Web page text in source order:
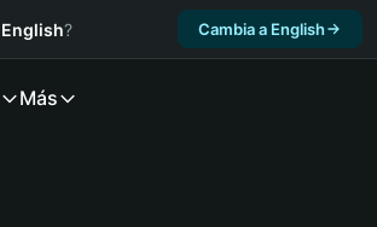
English? Cambia a English
Más